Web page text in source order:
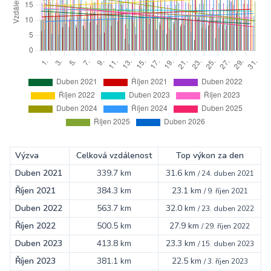
Výzva Celková vzdálenost
Top výkon za den
Duben 2021
339.7 km 31.6 km /24. duben 2021
Říjen 2021 384.3 km 23.1 km /9. říjen 2021
Duben 2022 563.7 km 32.0 km /23. duben 2022
Říjen 2022 500.5 km 27.9 km /29. říjen 2022
Duben 2023 413.8 km 23.3 km /15. duben 2023
Říjen 2023 381.1 km 22.5 km /3. říjen 2023